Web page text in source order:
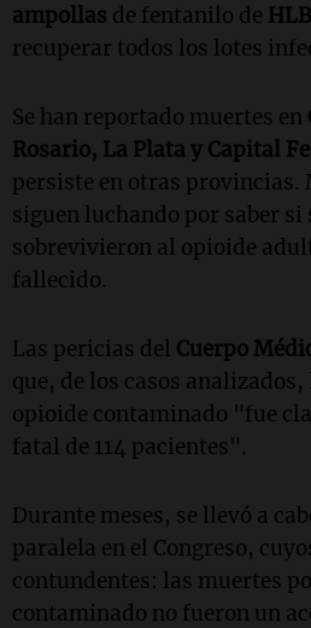
ampollas de fentanilo de
recuperar todos los lotes
Se han reportado muertes en
Rosario, La Plata y Capital
persiste en otras provincias.
siguen luchando por saber si
sobrevivieron al opioide
fallecido.
Las pericias del Cuerpo
que, de los casos
opioide contaminado "fue
fatal de 114 pacientes".
Durante meses, se llevó a
paralela en el Congreso,
contundentes: las muertes
contaminado no fueron un